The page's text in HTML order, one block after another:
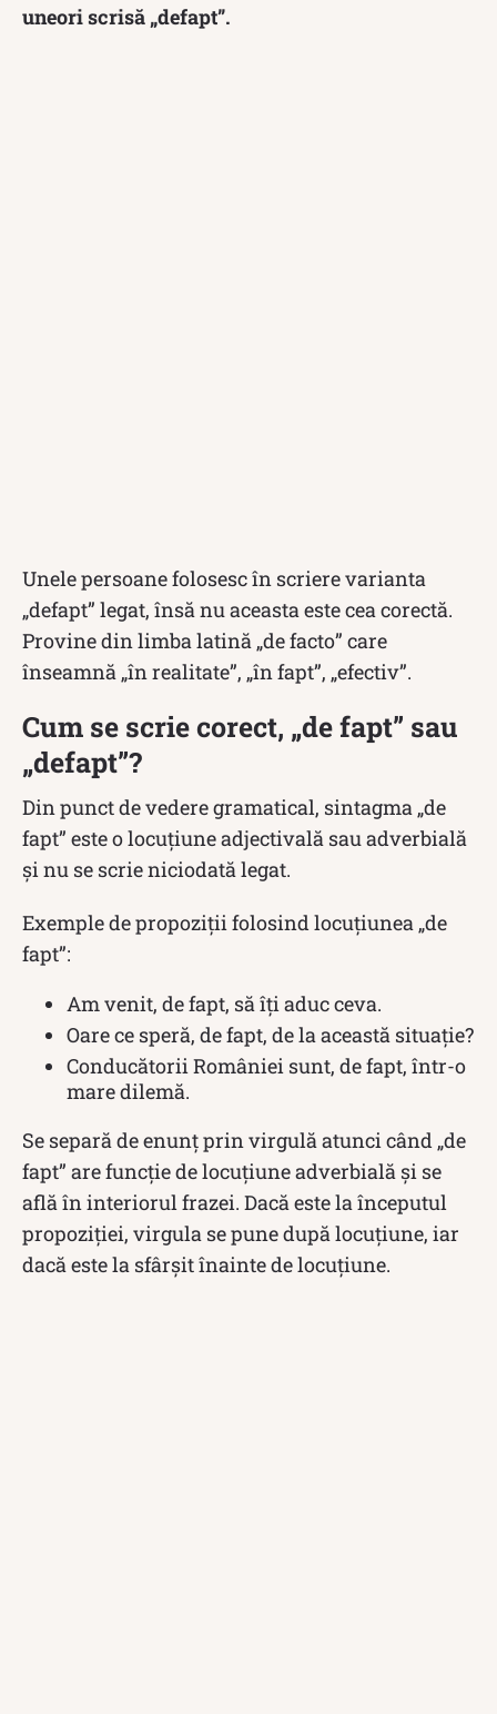
uneori scrisă „defapt”.
Unele persoane folosesc în scriere varianta
„defapt” legat, însă nu aceasta este cea corectă.
Provine din limba latină „de facto” care
înseamnă „în realitate”, „în fapt”, „efectiv”.
Cum se scrie corect, „de fapt” sau
„defapt”?
Din punct de vedere gramatical, sintagma „de
fapt” este o locuțiune adjectivală sau adverbială
și nu se scrie niciodată legat.
Exemple de propoziții folosind locuțiunea „de
fapt”:
Am venit, de fapt, să îți aduc ceva.
Oare ce speră, de fapt, de la această situație?
Conducătorii României sunt, de fapt, într-o
mare dilemă.
Se separă de enunț prin virgulă atunci când „de
fapt” are funcție de locuțiune adverbială și se
află în interiorul frazei. Dacă este la începutul
propoziției, virgula se pune după locuțiune, iar
dacă este la sfârșit înainte de locuțiune.